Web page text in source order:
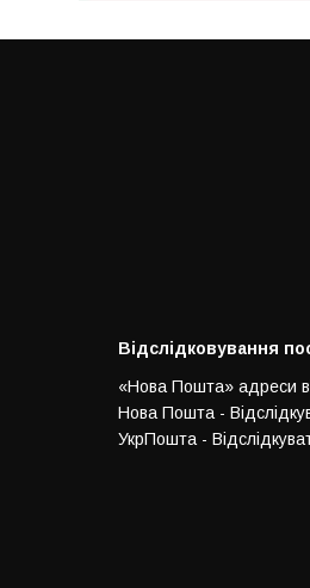
Відслідковування
«Нова Пошта» адреси
Нова Пошта -
УкрПошта -